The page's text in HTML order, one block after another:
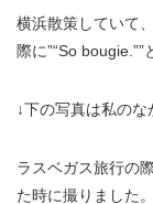
横浜散策していて
際に”“So
↓下の写真は私のな
ラスベガス旅行の
た時に撮りました